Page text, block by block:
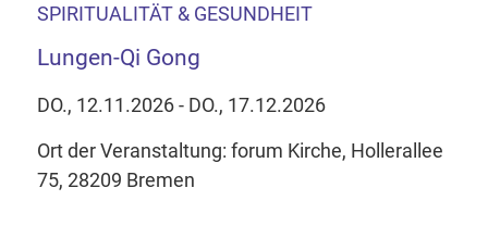
SPIRITUALITÄT & GESUNDHEIT
Lungen-Qi Gong
DO., 12.11.2026 - DO., 17.12.2026
Ort der Veranstaltung: forum Kirche, Hollerallee
75, 28209 Bremen